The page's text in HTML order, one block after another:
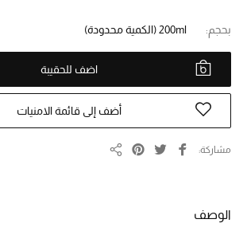
ما وصلنا حديثاً
الموسم الجديد
النساء
أحذية النسائية
بحجم: 200ml(الكمية محدودة)
اضف للحقيبة
أضف إلى قائمة الامنيات
مشاركة
الوصف